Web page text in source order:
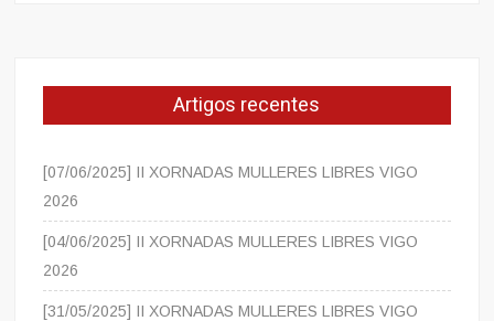
Artigos recentes
[07/06/2025] II XORNADAS MULLERES LIBRES VIGO
2026
[04/06/2025] II XORNADAS MULLERES LIBRES VIGO
2026
[31/05/2025] II XORNADAS MULLERES LIBRES VIGO